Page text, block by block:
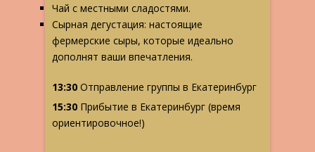
Чай с местными сладостями.
Сырная дегустация: настоящие
фермерские сыры, которые идеально
дополнят ваши впечатления.
13:30 Отправление группы в Екатеринбург
15:30 Прибытие в Екатеринбург (время
ориентировочное!)